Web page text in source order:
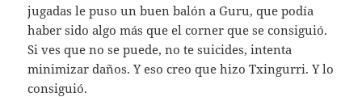
jugadas le puso un buen balón a Guru, que podía
haber sido algo más que el corner que se consiguió.
Si ves que no se puede, no te suicides, intenta
minimizar daños. Y eso creo que hizo Txingurri. Y lo
consiguió.